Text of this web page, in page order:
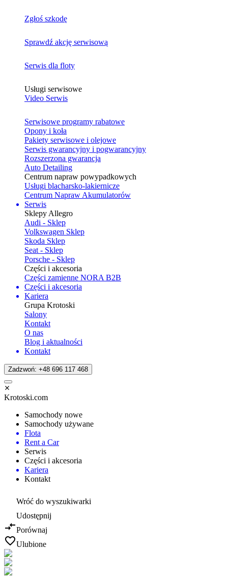
Zgłoś szkodę
Sprawdź akcję serwisową
Serwis dla floty
Usługi serwisowe
Video Serwis
Serwisowe programy rabatowe
Opony i koła
Pakiety serwisowe i olejowe
Serwis gwarancyjny i pogwarancyjny
Rozszerzona gwarancja
Auto Detailing
Centrum napraw powypadkowych
Usługi blacharsko-lakiernicze
Centrum Napraw Akumulatorów
Serwis
Sklepy Allegro
Audi - Sklep
Volkswagen Sklep
Skoda Sklep
Seat - Sklep
Porsche - Sklep
Części i akcesoria
Części zamienne NORA B2B
Części i akcesoria
Kariera
Grupa Krotoski
Salony
Kontakt
O nas
Blog i aktualności
Kontakt
Zadzwoń: +48 696 117 468
Krotoski.com
Samochody nowe
Samochody używane
Flota
Rent a Car
Serwis
Części i akcesoria
Kariera
Kontakt
Wróć do wyszukiwarki
Udostępnij
Porównaj
Ulubione